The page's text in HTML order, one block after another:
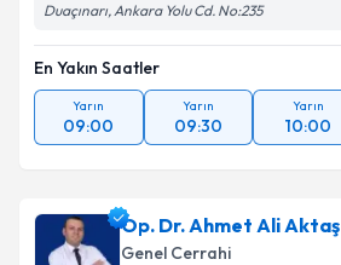
Duaçınarı, Ankara Yolu Cd. No:235
En Yakın Saatler
Yarın
09:00
Yarın
09:30
Yarın
10:00
Op. Dr. Ahmet Ali Aktaş
Genel Cerrahi